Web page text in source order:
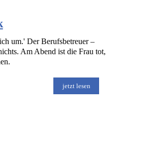
um.' Der Berufsbetreuer –
Am Abend ist die Frau tot,
jetzt lesen